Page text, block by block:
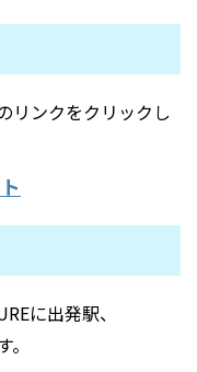
リンクをクリックし
に出発駅、